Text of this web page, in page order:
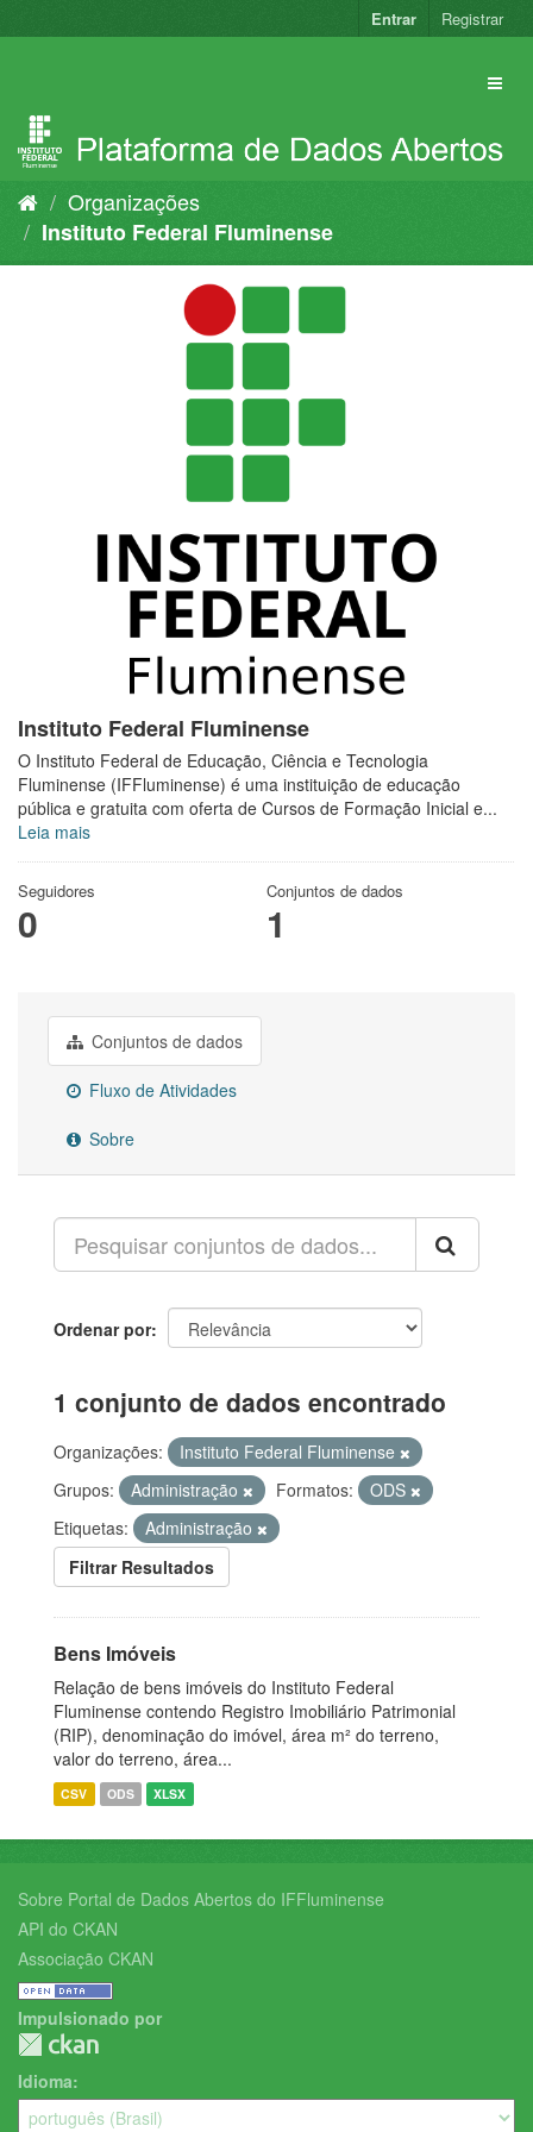
para
Entrar Registrar
Organizações
Instituto Federal Fluminense
Instituto Federal Fluminense
O Instituto Federal de Educação, Ciência e Tecnologia
Fluminense (IFFluminense) é uma instituição de educação
pública e gratuita com oferta de Cursos de Formação Inicial e...
Leia mais
Seguidores
0
Conjuntos de dados
1
Conjuntos de dados
Fluxo de Atividades
Sobre
Ordenar por
1 conjunto de dados encontrado
Organizações:
Instituto Federal Fluminense
Grupos:
Administração Formatos:
ODS
Etiquetas:
Administração
Filtrar Resultados
Bens Imóveis
Relação de bens imóveis do Instituto Federal
Fluminense contendo Registro Imobiliário Patrimonial
(RIP), denominação do imóvel, área m² do terreno,
valor do terreno, área...
CSV ODS XLSX
Sobre Portal de Dados Abertos do IFFluminense
API do CKAN
Associação CKAN
Impulsionado por
Idioma